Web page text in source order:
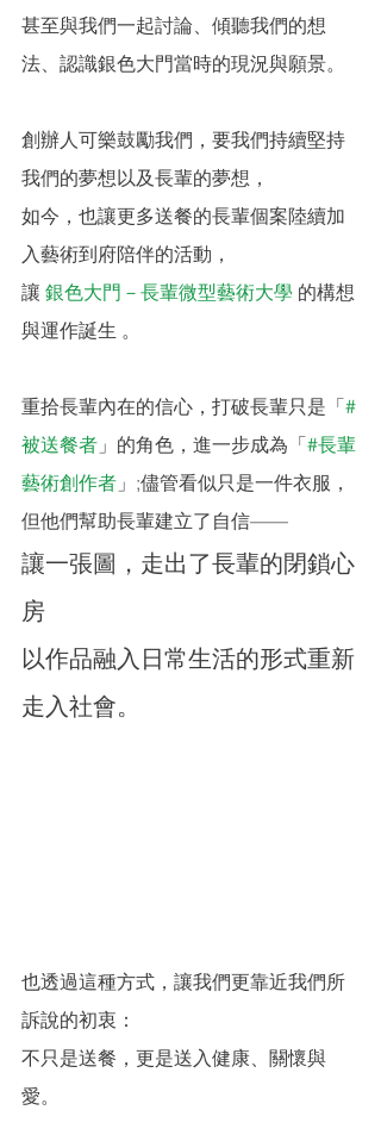
甚至與我們一起討論、傾聽我們的想
法、認識銀色大門當時的現況與願景。
創辦人可樂鼓勵我們，要我們持續堅持
我們的夢想以及長輩的夢想，
如今，也讓更多送餐的長輩個案陸續加
入藝術到府陪伴的活動，
讓 銀色大門－長輩微型藝術大學 的構想
與運作誕生 。
重拾長輩內在的信心，打破長輩只是「#
被送餐者 」的角色，進一步成為「#長輩
藝術創作者 」;儘管看似只是一件衣服，
但他們幫助長輩建立了自信——
讓一張圖，走出了長輩的閉鎖心
房
以作品融入日常生活的形式重新
走入社會。
也透過這種方式，讓我們更靠近我們所
訴說的初衷：
不只是送餐，更是送入健康、關懷與
愛。